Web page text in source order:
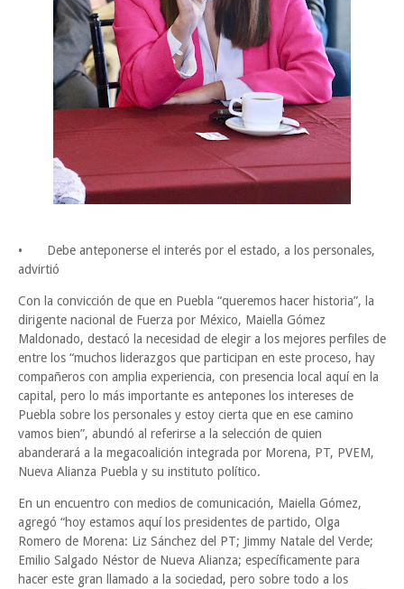
•
Debe anteponerse el interés por el estado, a los personales,
advirtió
Con la convicción de que en Puebla “queremos hacer historia”, la
dirigente nacional de Fuerza por México, Maiella Gómez
Maldonado, destacó la necesidad de elegir a los mejores perfiles de
entre los “muchos liderazgos que participan en este proceso, hay
compañeros con amplia experiencia, con presencia local aquí en la
capital, pero lo más importante es antepones los intereses de
Puebla sobre los personales y estoy cierta que en ese camino
vamos bien”, abundó al referirse a la selección de quien
abanderará a la megacoalición integrada por Morena, PT, PVEM,
Nueva Alianza Puebla y su instituto político.
En un encuentro con medios de comunicación, Maiella Gómez,
agregó “hoy estamos aquí los presidentes de partido, Olga
Romero de Morena: Liz Sánchez del PT; Jimmy Natale del Verde;
Emilio Salgado Néstor de Nueva Alianza; específicamente para
hacer este gran llamado a la sociedad, pero sobre todo a los